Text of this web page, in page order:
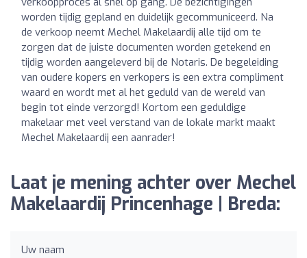
worden tijdig gepland en duidelijk gecommuniceerd. Na
de verkoop neemt Mechel Makelaardij alle tijd om te
zorgen dat de juiste documenten worden getekend en
tijdig worden aangeleverd bij de Notaris. De begeleiding
van oudere kopers en verkopers is een extra compliment
waard en wordt met al het geduld van de wereld van
begin tot einde verzorgd! Kortom een geduldige
makelaar met veel verstand van de lokale markt maakt
Mechel Makelaardij een aanrader!
Laat je mening achter over Mechel
Makelaardij Princenhage | Breda:
Uw naam